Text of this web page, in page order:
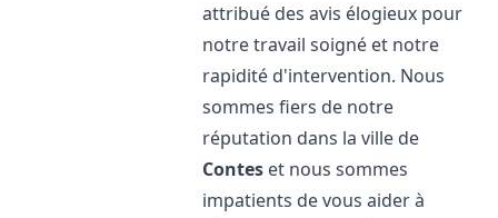
attribué des avis élogieux pour
notre travail soigné et notre
rapidité d'intervention. Nous
sommes fiers de notre
réputation dans la ville de
Contes et nous sommes
impatients de vous aider à